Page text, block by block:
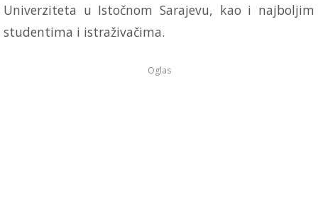
Univerziteta u Istočnom Sarajevu, kao i najboljim
studentima i istraživačima.
Oglas